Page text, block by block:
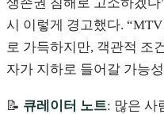
시 이렇게 경고했다.
로 가득하지만, 객관적 조
자가 지하로 들어갈 가능
📝 큐레이터 노트: 많은 사